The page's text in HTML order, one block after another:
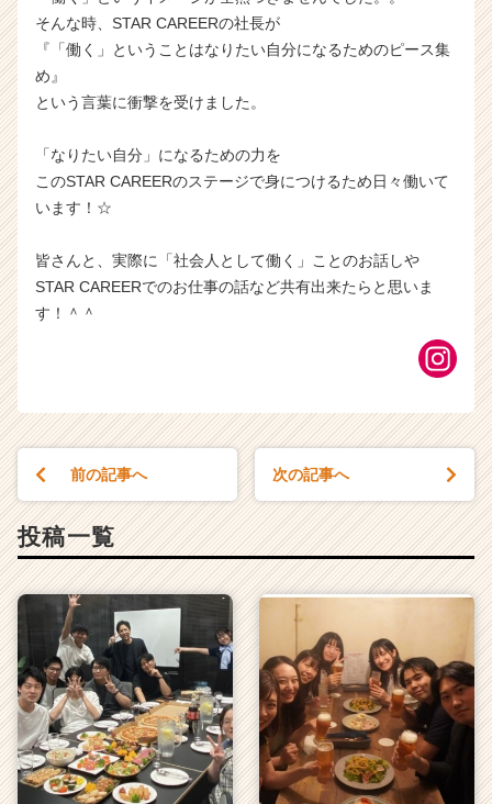
そんな時、STAR CAREERの社長が
『「働く」ということはなりたい自分になるためのピース集
め』
という言葉に衝撃を受けました。
「なりたい自分」になるための力を
このSTAR CAREERのステージで身につけるため日々働いて
います！☆
皆さんと、実際に「社会人として働く」ことのお話しや
STAR CAREERでのお仕事の話など共有出来たらと思いま
す！＾＾
前の記事へ 次の記事へ
投稿一覧